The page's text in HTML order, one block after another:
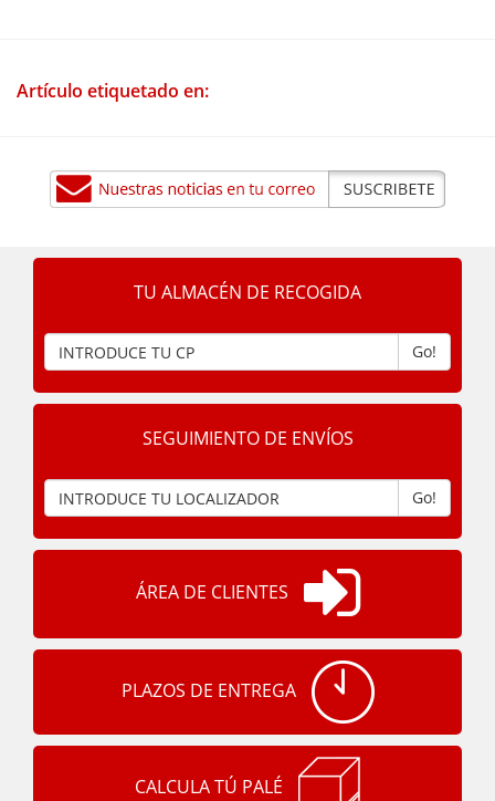
Artículo etiquetado en:
TU ALMACÉN DE RECOGIDA
Go!
SEGUIMIENTO DE ENVÍOS
Go!
ÁREA DE CLIENTES
PLAZOS DE ENTREGA
CALCULA TÚ PALÉ